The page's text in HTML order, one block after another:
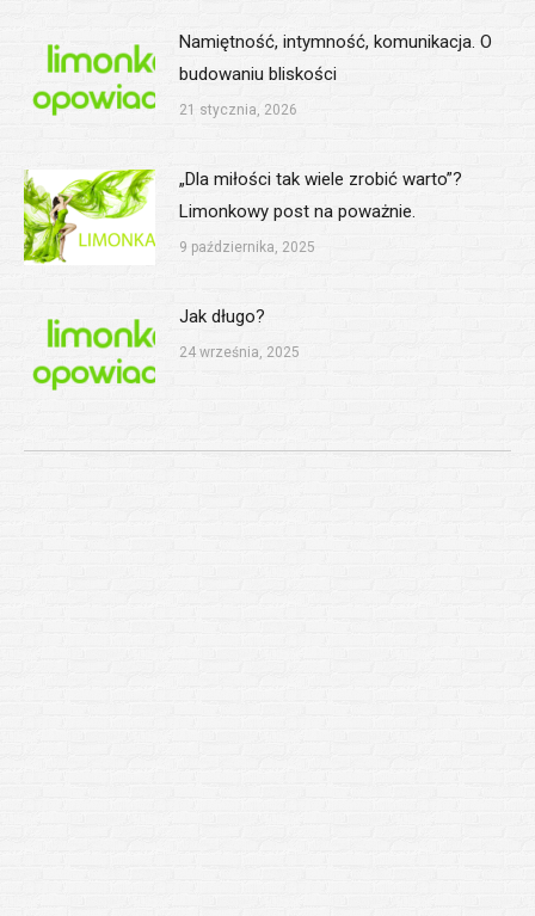
Namiętność, intymność, komunikacja. O
budowaniu bliskości
21 stycznia, 2026
„Dla miłości tak wiele zrobić warto”?
Limonkowy post na poważnie.
9 października, 2025
Jak długo?
24 września, 2025